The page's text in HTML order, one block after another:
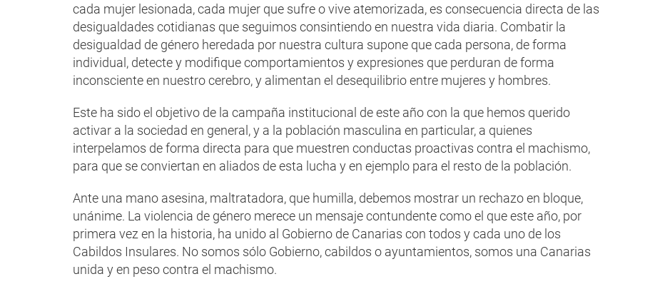
cada mujer lesionada, cada mujer que sufre o vive atemorizada, es consecuencia directa de las
desigualdades cotidianas que seguimos consintiendo en nuestra vida diaria. Combatir la
desigualdad de género heredada por nuestra cultura supone que cada persona, de forma
individual, detecte y modifique comportamientos y expresiones que perduran de forma
inconsciente en nuestro cerebro, y alimentan el desequilibrio entre mujeres y hombres.
Este ha sido el objetivo de la campaña institucional de este año con la que hemos querido
activar a la sociedad en general, y a la población masculina en particular, a quienes
interpelamos de forma directa para que muestren conductas proactivas contra el machismo,
para que se conviertan en aliados de esta lucha y en ejemplo para el resto de la población.
Ante una mano asesina, maltratadora, que humilla, debemos mostrar un rechazo en bloque,
unánime. La violencia de género merece un mensaje contundente como el que este año, por
primera vez en la historia, ha unido al Gobierno de Canarias con todos y cada uno de los
Cabildos Insulares. No somos sólo Gobierno, cabildos o ayuntamientos, somos una Canarias
unida y en peso contra el machismo.